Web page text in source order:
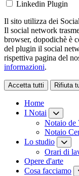
Linkedin Plugin
Il sito utilizza dei
Il social network
browser, dopodichè è
del plugin il social
rispettiva pagina del
informazioni.
Accetta tutti Rifiuta
Home
I Notai
Notaio de
Notaio
Lo studio
Orari di
Opere d'arte
Cosa facciamo